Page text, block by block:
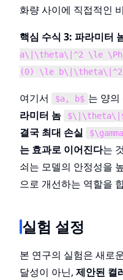
화량 사이에 직접적인
핵심 수식 3: 파라미터
a\|\theta\|^2 \le
(0) \le b\|\theta\|^2
여기서 $a, b$ 는 양의
라미터 놈
결국 최대 손실
는 효과로 이어진다는
쇠는 모델의 안정성을
으로 개선하는 역할을
실험 설정
본 연구의 실험은 새로
달성이 아닌, 제안된 켤